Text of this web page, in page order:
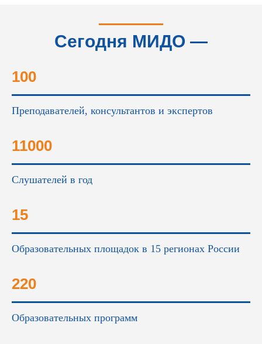
Сегодня МИДО —
100
Преподавателей, консультантов и экспертов
11000
Слушателей в год
15
Образовательных площадок в 15 регионах России
220
Образовательных программ